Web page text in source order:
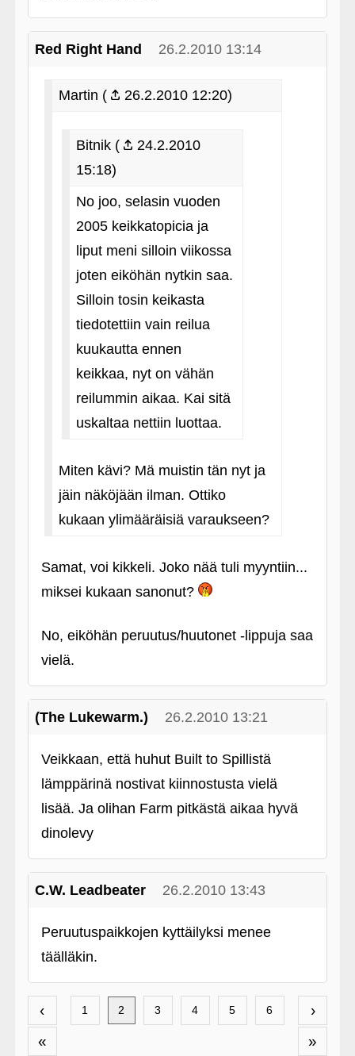
Red Right Hand 26.2.2010 13:14
Martin ( 26.2.2010 12:20)
Bitnik (
24.2.2010
15:18)
No joo, selasin vuoden
2005 keikkatopicia ja
liput meni silloin viikossa
joten eiköhän nytkin saa.
Silloin tosin keikasta
tiedotettiin vain reilua
kuukautta ennen
keikkaa, nyt on vähän
reilummin aikaa. Kai sitä
uskaltaa nettiin luottaa.
Miten kävi? Mä muistin tän nyt ja
jäin näköjään ilman. Ottiko
kukaan ylimääräisiä varaukseen?
Samat, voi kikkeli. Joko nää tuli myyntiin...
miksei kukaan sanonut?
No, eiköhän peruutus/huutonet ‑lippuja saa
vielä.
(The Lukewarm.) 26.2.2010 13:21
Veikkaan, että huhut Built to Spillistä
lämppärinä nostivat kiinnostusta vielä
lisää. Ja olihan Farm pitkästä aikaa hyvä
dinolevy
C.W. Leadbeater 26.2.2010 13:43
Peruutuspaikkojen kyttäilyksi menee
täälläkin.
‹
«
›
»
1 2 3 4 5 6